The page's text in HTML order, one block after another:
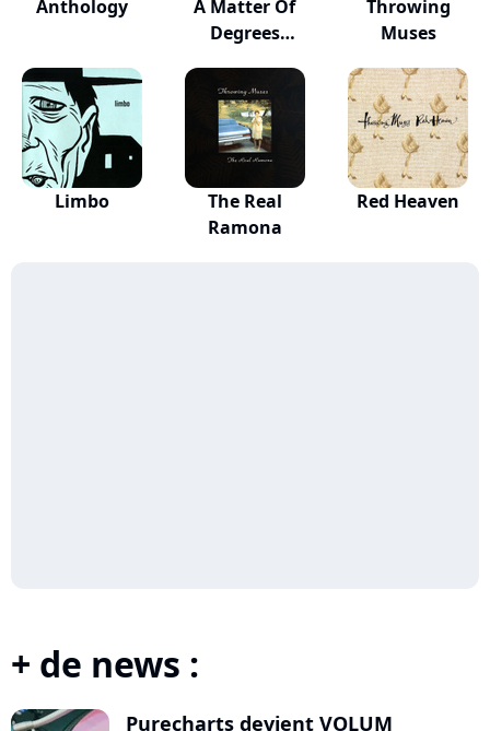
Anthology
A Matter Of
Degrees
Throwing
Muses
Limbo
The Real
Ramona
Red Heaven
+ de news :
Purecharts devient VOLUM